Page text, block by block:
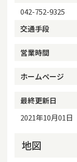
042-752-9325
交通手段
営業時間
ホームページ
最終更新日
2021年10月01日
地図